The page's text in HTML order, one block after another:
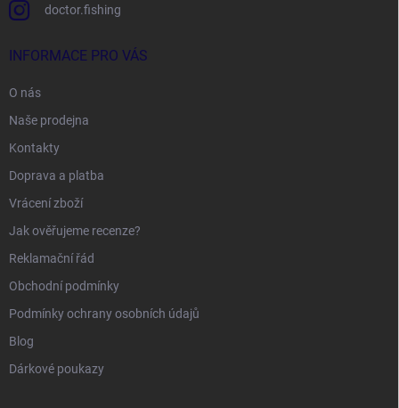
doctor.fishing
INFORMACE PRO VÁS
O nás
Naše prodejna
Kontakty
Doprava a platba
Vrácení zboží
Jak ověřujeme recenze?
Reklamační řád
Obchodní podmínky
Podmínky ochrany osobních údajů
Blog
Dárkové poukazy